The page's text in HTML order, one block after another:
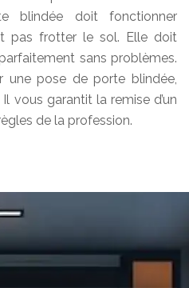
blindée doit fonctionner
pas frotter le sol. Elle doit
sans problèmes.
une pose de porte blindée,
vous garantit la remise d’un
de la profession.